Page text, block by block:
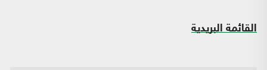
القائمة البريدية